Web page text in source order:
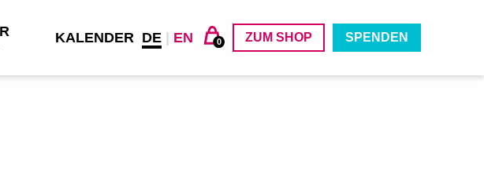
KALENDER DE EN 0 ZUM SHOP SPENDEN